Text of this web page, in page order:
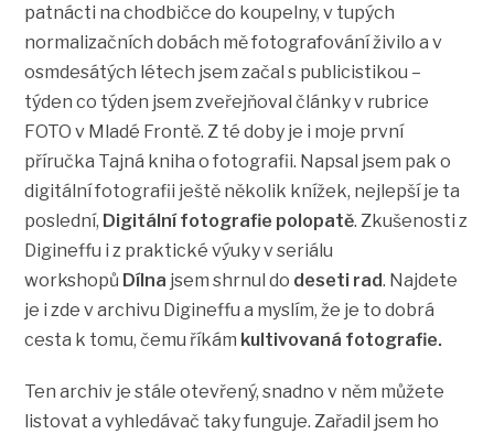
patnácti na chodbičce do koupelny, v tupých
normalizačních dobách mě fotografování živilo a v
osmdesátých létech jsem začal s publicistikou –
týden co týden jsem zveřejňoval články v rubrice
FOTO v Mladé Frontě. Z té doby je i moje první
příručka Tajná kniha o fotografii. Napsal jsem pak o
digitální fotografii ještě několik knížek, nejlepší je ta
poslední, Digitální fotografie polopatě. Zkušenosti z
Digineffu i z praktické výuky v seriálu
workshopů Dílna jsem shrnul do deseti rad. Najdete
je i zde v archivu Digineffu a myslím, že je to dobrá
cesta k tomu, čemu říkám kultivovaná fotografie.
Ten archiv je stále otevřený, snadno v něm můžete
listovat a vyhledávač taky funguje. Zařadil jsem ho